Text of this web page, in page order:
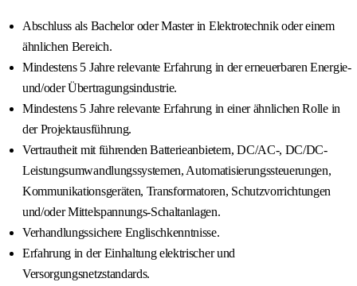
Abschluss als Bachelor oder Master in Elektrotechnik oder einem
ähnlichen Bereich.
Mindestens 5 Jahre relevante Erfahrung in der erneuerbaren Energie-
und/oder Übertragungsindustrie.
Mindestens 5 Jahre relevante Erfahrung in einer ähnlichen Rolle in
der Projektausführung.
Vertrautheit mit führenden Batterieanbietern, DC/AC-, DC/DC-
Leistungsumwandlungssystemen, Automatisierungssteuerungen,
Kommunikationsgeräten, Transformatoren, Schutzvorrichtungen
und/oder Mittelspannungs-Schaltanlagen.
Verhandlungssichere Englischkenntnisse.
Erfahrung in der Einhaltung elektrischer und
Versorgungsnetzstandards.